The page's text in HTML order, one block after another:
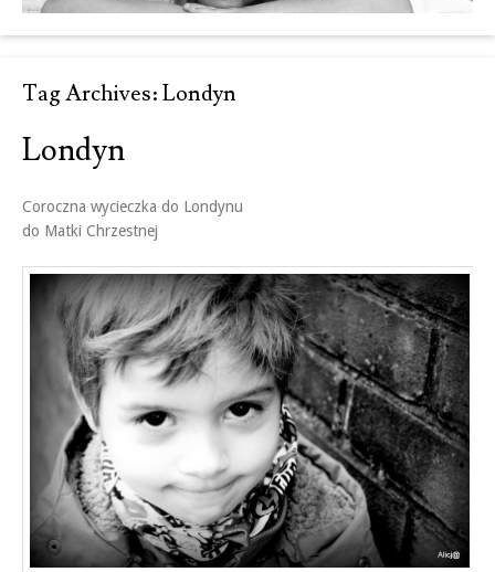
Tag Archives:Londyn
Londyn
Coroczna wycieczka do Londynu
do Matki Chrzestnej